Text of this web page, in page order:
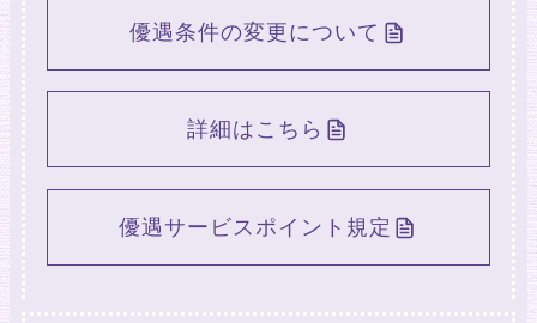
優遇条件の変更について
詳細はこちら
優遇サービスポイント規定